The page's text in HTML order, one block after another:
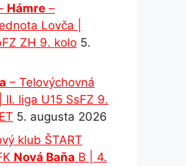
Hámre –
Lovča |
ZH 9. kolo 5.
– Telovýchovná
liga U15 SsFZ 9.
5. augusta 2026
klub ŠTART
Nová Baňa B | 4.